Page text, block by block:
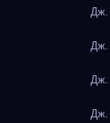
Дж.
Дж.
Дж.
Дж.